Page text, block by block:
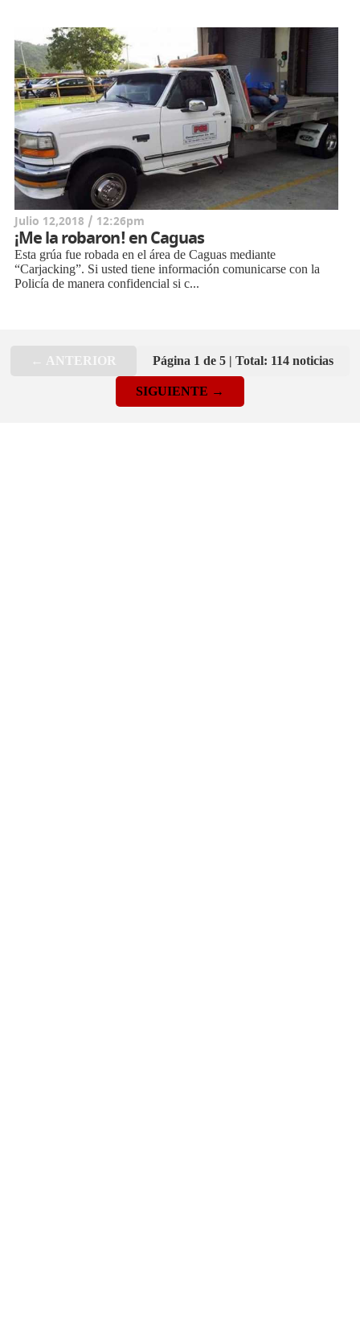
Julio 12,2018 / 12:26pm
¡Me la robaron! en Caguas
Esta grúa fue robada en el área de Caguas mediante
“Carjacking”. Si usted tiene información comunicarse con la
Policía de manera confidencial si c...
← ANTERIOR Página 1 de 5 | Total: 114 noticias
SIGUIENTE →